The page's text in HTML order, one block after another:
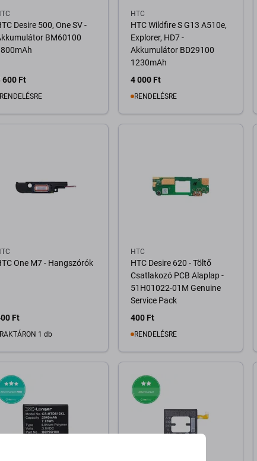
Desire 500, One SV -
BM60100
600 Ft
RENDELÉSRE
HTC
HTC Wildfire S G13 A510e,
Explorer, HD7 -
Akkumulátor BD29100
1230mAh
4 000 Ft
RENDELÉSRE
One M7 - Hangszórók
Ft
RAKTÁRON 1 db
HTC
HTC Desire 620 - Töltő
Csatlakozó PCB Alaplap -
51H01022-01M Genuine
Service Pack
400 Ft
RENDELÉSRE